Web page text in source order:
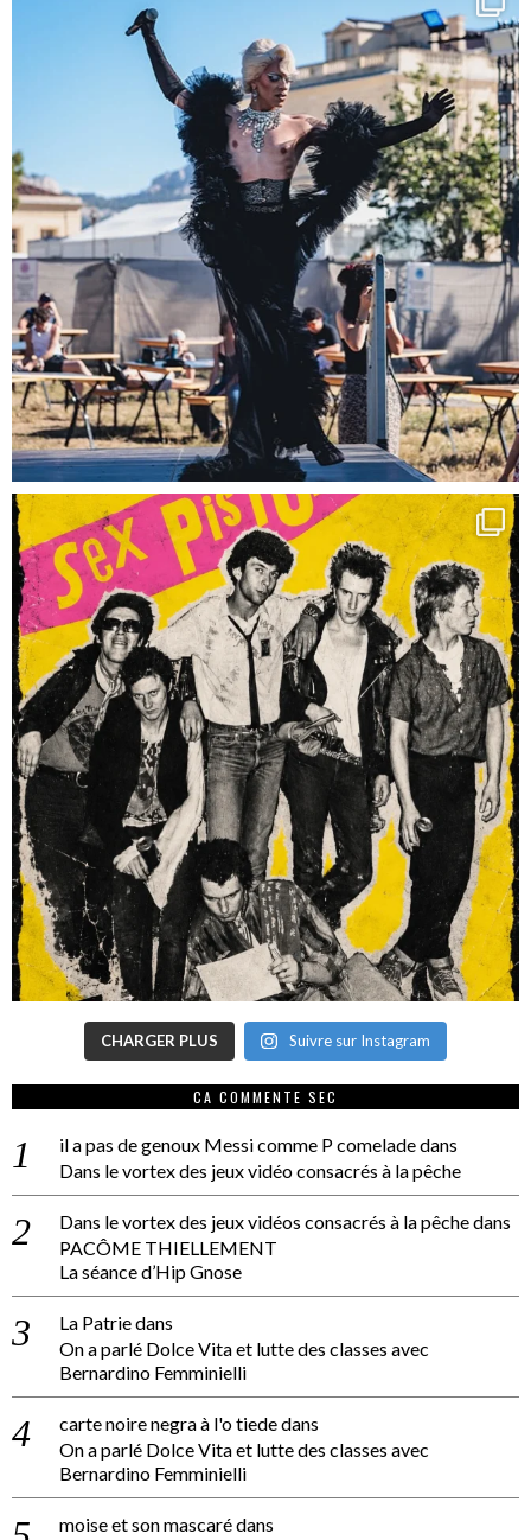
CHARGER PLUS Suivre sur Instagram
CA COMMENTE SEC
il a pas de genoux Messi comme P comeladedans
Dans le vortex des jeux vidéo consacrés à la pêche
Dans le vortex des jeux vidéos consacrés à la pêchedans
PACÔME THIELLEMENT
La séance d’Hip Gnose
La Patriedans
On a parlé Dolce Vita et lutte des classes avec
Bernardino Femminielli
carte noire negra à l'o tiededans
On a parlé Dolce Vita et lutte des classes avec
Bernardino Femminielli
moise et son mascarédans